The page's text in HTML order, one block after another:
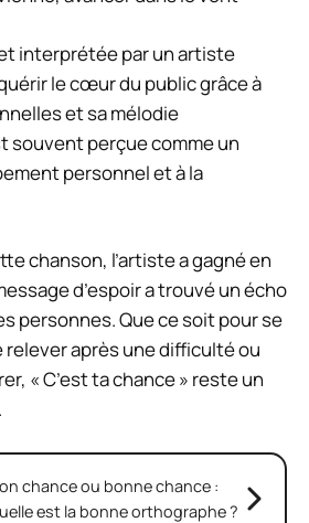
interprétée par un artiste
le cœur du public grâce à
et sa mélodie
souvent perçue comme un
personnel et à la
chanson, l’artiste a gagné en
d’espoir a trouvé un écho
personnes. Que ce soit pour se
relever après une difficulté ou
« C’est ta chance » reste un
chance ou bonne chance :
est la bonne orthographe ?